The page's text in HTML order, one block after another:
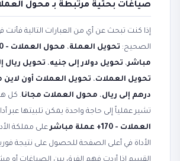
صياغات بحثية مرتبطة بـ محول
إذا كنت تبحث عن أي من العبارات التالية فأنت
الصحيح: تحويل العملة،
مباشر، تحويل دولار إلى جنيه، تحويل ريال
تحويل العملات، تحويل العملات أون لاين
درهم إلى ريال، محول العملات مجانا. كل
تشير عملياً إلى حاجة واحدة يمكن تلبيتها عبر
العملات - 170+ عملة مباشر
على مملكة
الأداة في أعلى الصفحة للحصول على نتيجة